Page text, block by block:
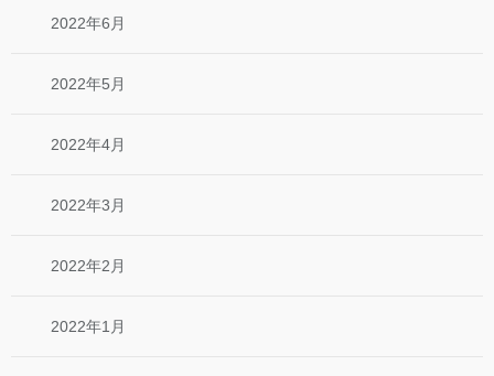
2022年6月
2022年5月
2022年4月
2022年3月
2022年2月
2022年1月